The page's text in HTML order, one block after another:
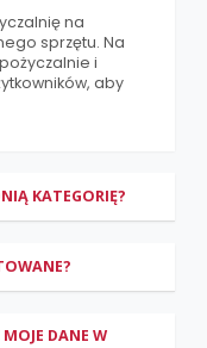
na
sprzętu. Na
i
aby
KATEGORIĘ?
DANE W